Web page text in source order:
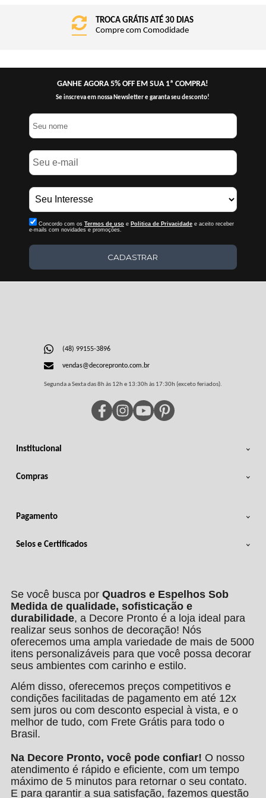
TROCA GRÁTIS ATÉ 30 DIAS
Compre com Comodidade
GANHE AGORA 5% OFF EM SUA 1ª COMPRA!
Se inscreva em nossa Newsletter e garanta seu desconto!
Concordo com os Termos de uso e Politica de Privacidadee aceito receber
e-mails com novidades e promoções.
CADASTRAR
Institucional
Compras
(48) 99155-3896
vendas@decorepronto.com.br
Segunda a Sexta das 8h às 12h e 13:30h às 17:30h (exceto feriados).
Pagamento
Selos e Certificados
Se você busca por Quadros e Espelhos Sob
Medida de qualidade, sofisticação e
durabilidade, a Decore Pronto é a loja ideal para
realizar seus sonhos de decoração! Nós
oferecemos uma ampla variedade de mais de 5000
itens personalizáveis para que você possa decorar
seus ambientes com carinho e estilo.
Além disso, oferecemos preços competitivos e
condições facilitadas de pagamento em até 12x
sem juros ou com desconto especial à vista, e o
melhor de tudo, com Frete Grátis para todo o
Brasil.
Na Decore Pronto, você pode confiar! O nosso
atendimento é rápido e eficiente, com um tempo
máximo de 5 minutos para retornar o seu contato.
E para garantir a sua satisfação, fazemos questão